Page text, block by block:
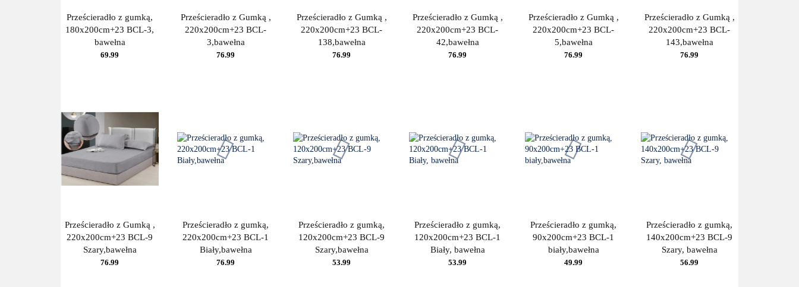
Prześcieradło z gumką,
180x200cm+23 BCL-3,
bawełna
69.99
Prześcieradło z Gumką ,
220x200cm+23 BCL-
3,bawełna
76.99
Prześcieradło z Gumką ,
220x200cm+23 BCL-
138,bawełna
76.99
Prześcieradło z Gumką ,
220x200cm+23 BCL-
42,bawełna
76.99
Prześcieradło z Gumką ,
220x200cm+23 BCL-
5,bawełna
76.99
Prześcieradło z Gumką ,
220x200cm+23 BCL-
143,bawełna
76.99
Prześcieradło z Gumką ,
220x200cm+23 BCL-9
Szary,bawełna
76.99
Prześcieradło z gumką,
220x200cm+23 BCL-1
Biały,bawełna
76.99
Prześcieradło z gumką,
120x200cm+23 BCL-9
Szary,bawełna
53.99
Prześcieradło z gumką,
120x200cm+23 BCL-1
Biały, bawełna
53.99
Prześcieradło z gumką,
90x200cm+23 BCL-1
biały,bawełna
49.99
Prześcieradło z gumką,
140x200cm+23 BCL-9
Szary, bawełna
56.99